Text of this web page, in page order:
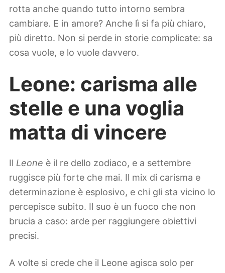
rotta anche quando tutto intorno sembra
cambiare. E in amore? Anche lì si fa più chiaro,
più diretto. Non si perde in storie complicate: sa
cosa vuole, e lo vuole davvero.
Leone: carisma alle
stelle e una voglia
matta di vincere
Il Leone è il re dello zodiaco, e a settembre
ruggisce più forte che mai. Il mix di carisma e
determinazione è esplosivo, e chi gli sta vicino lo
percepisce subito. Il suo è un fuoco che non
brucia a caso: arde per raggiungere obiettivi
precisi.
A volte si crede che il Leone agisca solo per